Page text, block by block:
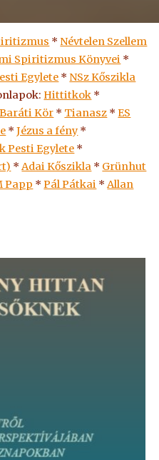
* Névtelen Szellem
Spiritizmus Könyvei *
Egylete * NSz Kőszikla
Hittitkok *
Kör * Tianasz *ES
*Jézus a fény *
Pesti Egylete *
*Adai Kőszikla * Grünhut
Papp *Pál Pátkai *Allan